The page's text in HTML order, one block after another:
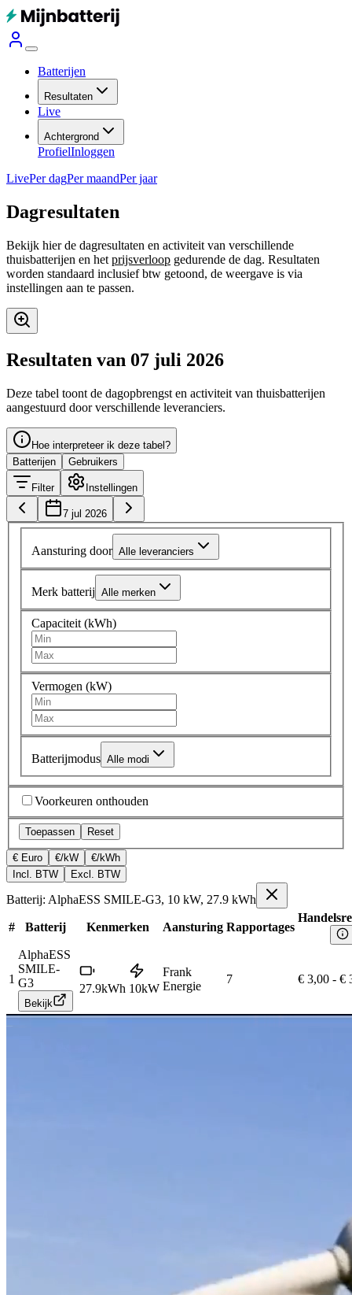
Batterijen
Resultaten
Live
Achtergrond
ProfielInloggen
LivePer dagPer maandPer jaar
Dagresultaten
Bekijk hier de dagresultaten en activiteit van verschillende
thuisbatterijen en het prijsverloop gedurende de dag. Resultaten
worden standaard inclusief btw getoond, de weergave is via
instellingen aan te passen.
Resultaten van 07 juli 2026
Deze tabel toont de dagopbrengst en activiteit van thuisbatterijen
aangestuurd door verschillende leveranciers.
Hoe interpreteer ik deze tabel?
Batterijen
Gebruikers
Filter Instellingen
7 jul 2026
Aansturing door Alle leveranciers
Merk batterij Alle merken
Capaciteit (kWh)
Vermogen (kW)
Batterijmodus Alle modi
Voorkeuren onthouden
Toepassen Reset
€ Euro €/kW
€/kWh
Incl. BTW
Excl. BTW
Batterij: AlphaESS SMILE-G3, 10 kW, 27.9 kWh
# Batterij Kenmerken Aansturing Rapportages
1
AlphaESS
SMILE-
G3
Bekijk
27.9kWh 10kW
Frank
Energie
7 € 3,00 - €